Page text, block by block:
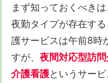
まず知っておくべき
夜勤タイプが存在す
護サービスは午前8時
すが、 夜間対応型訪
介護看護というサー